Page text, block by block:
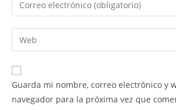
de
usuario
para
comentar
tu
dirección
de
electrónico
para
comentar
Introduce
la
URL
de
Guarda mi nombre, correo electrónico y
navegador para la próxima vez que